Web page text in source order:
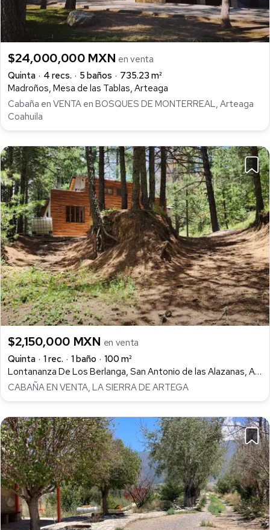
$24,000,000 MXN en venta
Quinta
4 recs. 5 baños
735.23 m²
Madroños, Mesa de las Tablas, Arteaga
Cabaña en VENTA en BOSQUES DE MONTERREAL, Arteaga
Coahuila
$2,150,000 MXN en venta
Quinta
1 rec. 1 baño
100 m²
Lontananza De Los Berlanga, San Antonio de las Alazanas, Arteaga
CABAÑA EN VENTA, LA SIERRA DE ARTEGA